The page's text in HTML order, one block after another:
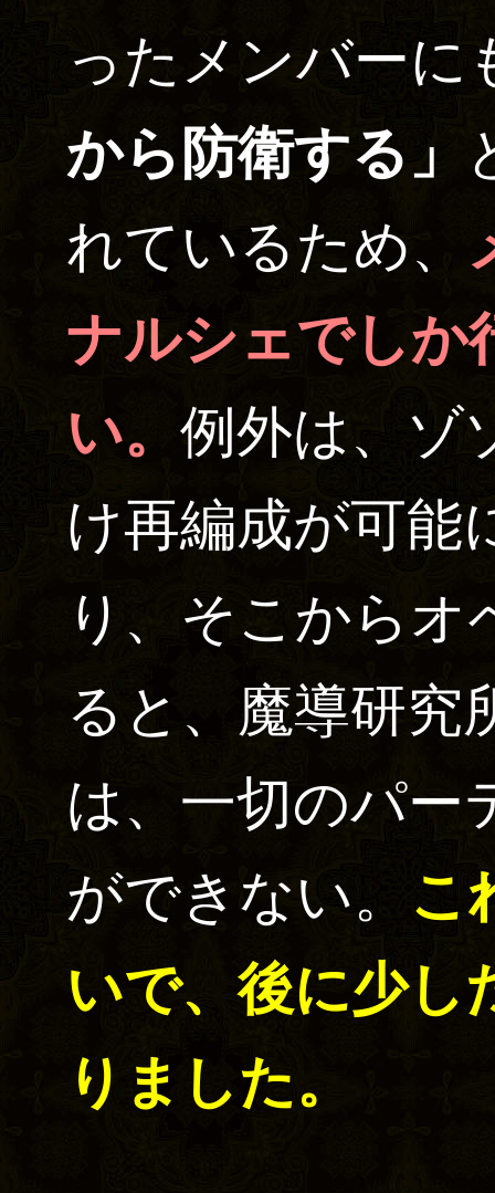
ったメンバーに
から防衛する」
れているため、
ナルシェでしか
い。 例外は、ゾ
け再編成が可能
り、そこから
ると、魔導研究
は、一切のパー
ができない。 こ
いで、後に少し
りました。